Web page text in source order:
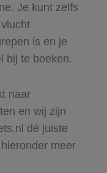
Je kunt zelfs
is en je
bij te boeken.
naar
en wij zijn
dé juiste
meer